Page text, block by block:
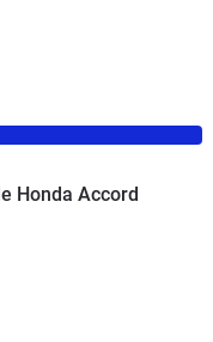
Honda Accord